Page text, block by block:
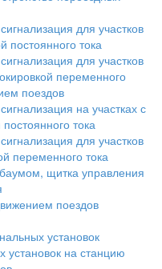
для участков
постоянного тока
для участков
переменного
поездов
на участках с
тока
для участков
переменного тока
щитка управления
поездов
установок
установок на станцию